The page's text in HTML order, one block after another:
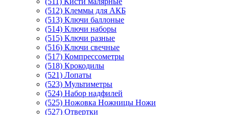
(512) Клеммы для АКБ
(513) Ключи баллоные
(514) Ключи наборы
(515) Ключи разные
(516) Ключи свечные
(517) Компрессометры
(518) Крокодилы
(521) Лопаты
(523) Мультиметры
(524) Набор надфилей
(525) Ножовка Ножницы Ножи
(527) Отвертки